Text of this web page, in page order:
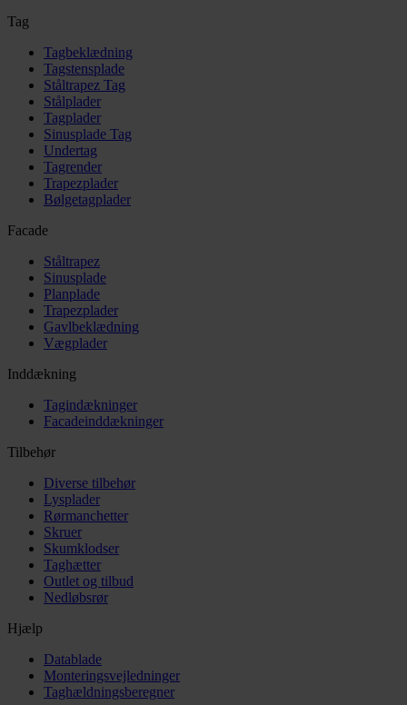
Tag
Tagbeklædning
Tagstensplade
Ståltrapez Tag
Stålplader
Tagplader
Sinusplade Tag
Undertag
Tagrender
Trapezplader
Bølgetagplader
Facade
Ståltrapez
Sinusplade
Planplade
Trapezplader
Gavlbeklædning
Vægplader
Inddækning
Tagindækninger
Facadeinddækninger
Tilbehør
Diverse tilbehør
Lysplader
Rørmanchetter
Skruer
Skumklodser
Taghætter
Outlet og tilbud
Nedløbsrør
Hjælp
Datablade
Monteringsvejledninger
Taghældningsberegner